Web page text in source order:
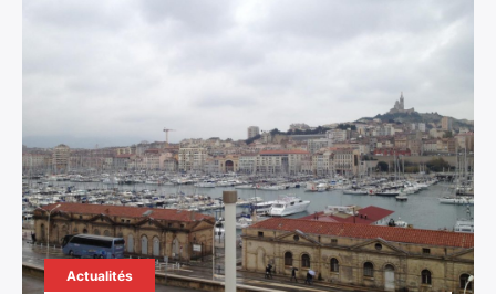
Actualités